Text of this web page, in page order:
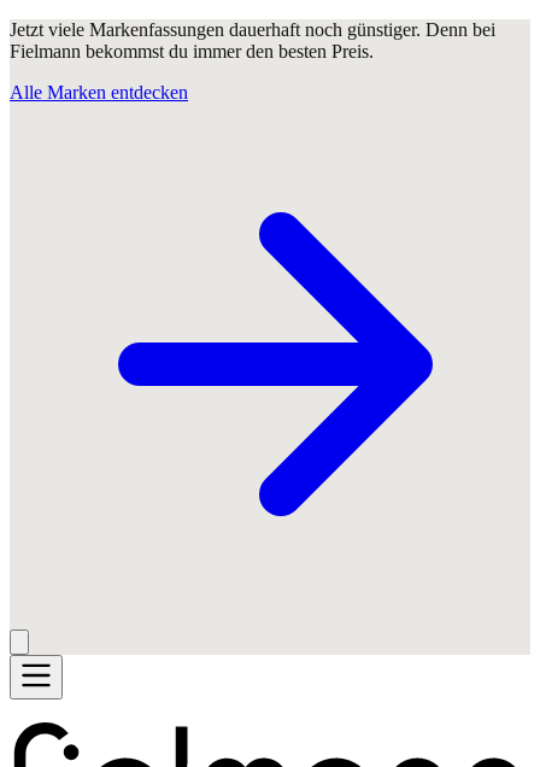
Jetzt viele Markenfassungen dauerhaft noch günstiger. Denn bei
Fielmann bekommst du immer den besten Preis.
Alle Marken entdecken